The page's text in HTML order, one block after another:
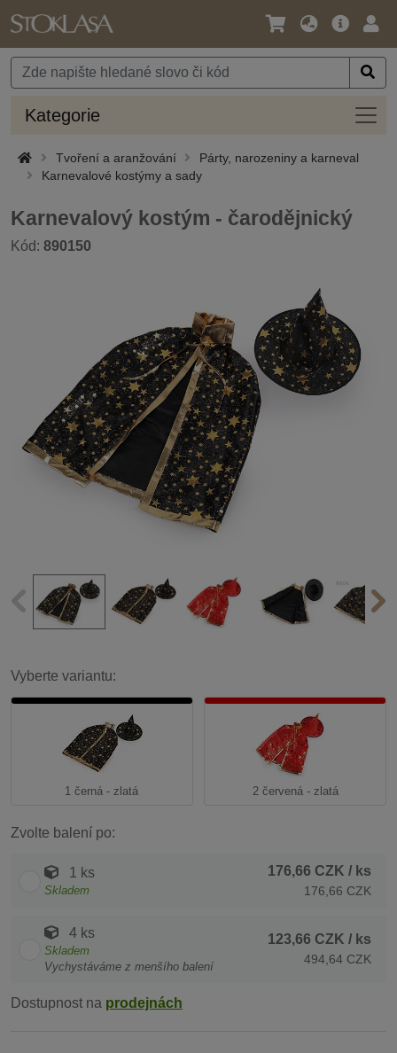
Jazyk
Měna
Hlavní
Kategorie
Tvoření a aranžování
Párty, narozeniny a karneval
Karnevalové kostýmy a sady
Karnevalový kostým - čarodějnický
Kód: 890150
Vyberte variantu:
1 černá - zlatá 2 červená - zlatá
Zvolte balení po:
1 ks
Skladem
176,66 CZK / ks
176,66 CZK
4 ks
Skladem
Vychystáváme z menšího balení
123,66 CZK / ks
494,64 CZK
Dostupnost na prodejnách